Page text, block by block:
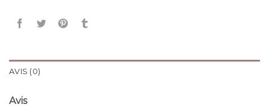
AVIS (0)
Avis